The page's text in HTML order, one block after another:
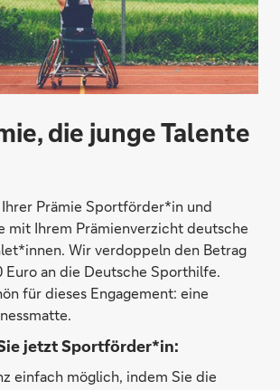
die junge Talente
Prämie Sportförder*in und
mit Ihrem Prämienverzicht deutsche
Wir verdoppeln den Betrag
Euro an die Deutsche Sporthilfe.
für dieses Engagement: eine
jetzt Sportförder*in:
einfach möglich, indem Sie die